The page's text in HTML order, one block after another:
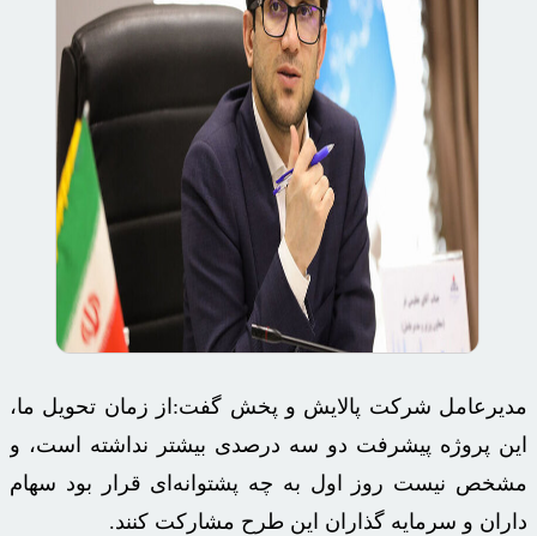
مدیرعامل شرکت پالایش و پخش گفت:از زمان تحویل ما،
این پروژه پیشرفت دو سه درصدی بیشتر نداشته است، و
مشخص نیست روز اول به چه پشتوانه‌ای قرار بود سهام
داران و سرمایه گذاران این طرح مشارکت کنند.